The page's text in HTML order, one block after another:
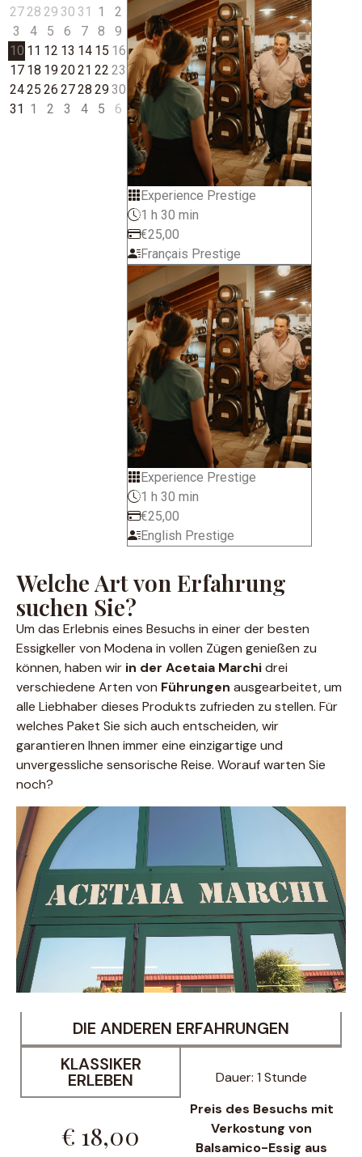
27 28 29 30 31 1
2
3
4 5 6 7 8
9
10 11 12 13 14 15 16
17 18 192021 22 23
2425 26 2728 2930
31 1 2 3 4 5 6
Experience Prestige
1 h 30 min
€25,00
Français Prestige
Experience Prestige
1 h 30 min
€25,00
English Prestige
Welche Art von Erfahrung
suchen Sie?
Um das Erlebnis eines Besuchs in einer der besten
Essigkeller von Modena in vollen Zügen genießen zu
können, haben wir in der Acetaia Marchidrei
verschiedene Arten von Führungen ausgearbeitet, um
alle Liebhaber dieses Produkts zufrieden zu stellen. Für
welches Paket Sie sich auch entscheiden, wir
garantieren Ihnen immer eine einzigartige und
unvergessliche sensorische Reise. Worauf warten Sie
noch?
DIE ANDEREN ERFAHRUNGEN
KLASSIKER
ERLEBEN
€ 18,00
Dauer: 1 Stunde
Preis des Besuchs mit
Verkostung von
Balsamico-Essig aus